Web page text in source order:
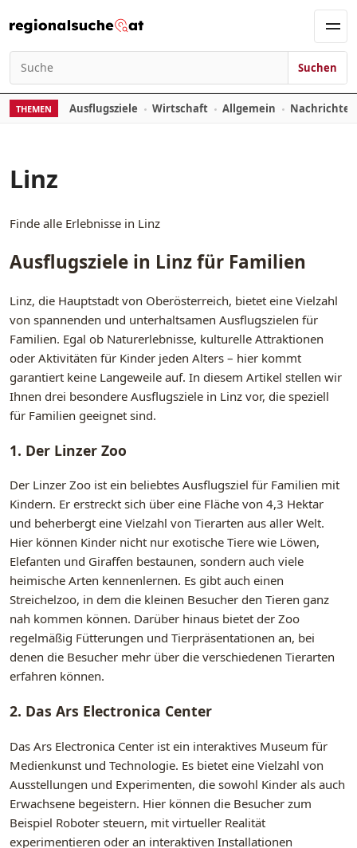
Suchen nach:
Suchen
THEMEN Ausflugsziele Wirtschaft Allgemein
Linz
Finde alle Erlebnisse in Linz
Ausflugsziele in Linz für Familien
Linz, die Hauptstadt von Oberösterreich, bietet eine Vielzahl
von spannenden und unterhaltsamen Ausflugszielen für
Familien. Egal ob Naturerlebnisse, kulturelle Attraktionen
oder Aktivitäten für Kinder jeden Alters – hier kommt
garantiert keine Langeweile auf. In diesem Artikel stellen wir
Ihnen drei besondere Ausflugsziele in Linz vor, die speziell
für Familien geeignet sind.
1. Der Linzer Zoo
Der Linzer Zoo ist ein beliebtes Ausflugsziel für Familien mit
Kindern. Er erstreckt sich über eine Fläche von 4,3 Hektar
und beherbergt eine Vielzahl von Tierarten aus aller Welt.
Hier können Kinder nicht nur exotische Tiere wie Löwen,
Elefanten und Giraffen bestaunen, sondern auch viele
heimische Arten kennenlernen. Es gibt auch einen
Streichelzoo, in dem die kleinen Besucher den Tieren ganz
nah kommen können. Darüber hinaus bietet der Zoo
regelmäßig Fütterungen und Tierpräsentationen an, bei
denen die Besucher mehr über die verschiedenen Tierarten
erfahren können.
2. Das Ars Electronica Center
Das Ars Electronica Center ist ein interaktives Museum für
Medienkunst und Technologie. Es bietet eine Vielzahl von
Ausstellungen und Experimenten, die sowohl Kinder als auch
Erwachsene begeistern. Hier können die Besucher zum
Beispiel Roboter steuern, mit virtueller Realität
experimentieren oder an interaktiven Installationen